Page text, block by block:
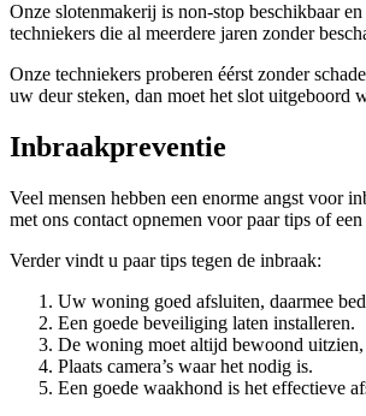
Onze slotenmakerij is non-stop beschikbaar
techniekers die al meerdere jaren zonder
Onze techniekers proberen éérst zonder
uw deur steken, dan moet het slot uitgeboord
Inbraakpreventie
Veel mensen hebben een enorme angst voor
met ons contact opnemen voor paar tips of
Verder vindt u paar tips tegen de inbraak:
Uw woning goed afsluiten, daarmee
Een goede beveiliging laten installeren.
De woning moet altijd bewoond
Plaats camera’s waar het nodig is.
Een goede waakhond is het effectieve